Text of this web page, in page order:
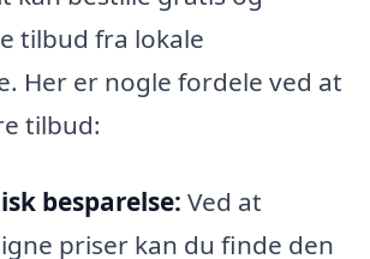
tilbud fra lokale
Her er nogle fordele ved at
tilbud:
besparelse: Ved at
priser kan du finde den